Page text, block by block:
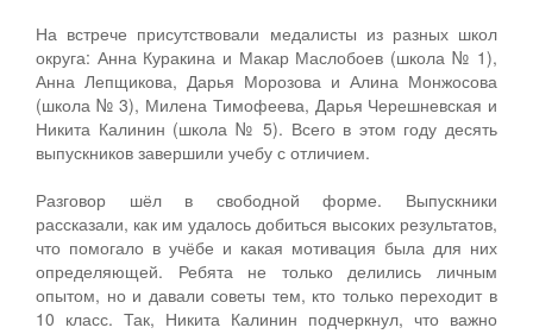
На встрече присутствовали медалисты из разных школ
округа: Анна Куракина и Макар Маслобоев (школа № 1),
Анна Лепщикова, Дарья Морозова и Алина Монжосова
(школа № 3), Милена Тимофеева, Дарья Черешневская и
Никита Калинин (школа № 5). Всего в этом году десять
выпускников завершили учебу с отличием.
Разговор шёл в свободной форме. Выпускники
рассказали, как им удалось добиться высоких результатов,
что помогало в учёбе и какая мотивация была для них
определяющей. Ребята не только делились личным
опытом, но и давали советы тем, кто только переходит в
10 класс. Так, Никита Калинин подчеркнул, что важно